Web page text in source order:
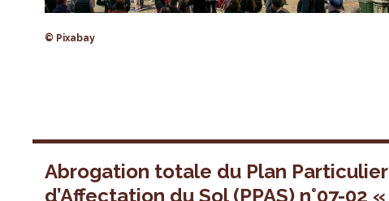
© Pixabay
Abrogation totale du Plan Particulier
d’Affectation du Sol (PPAS) n°07-02 «